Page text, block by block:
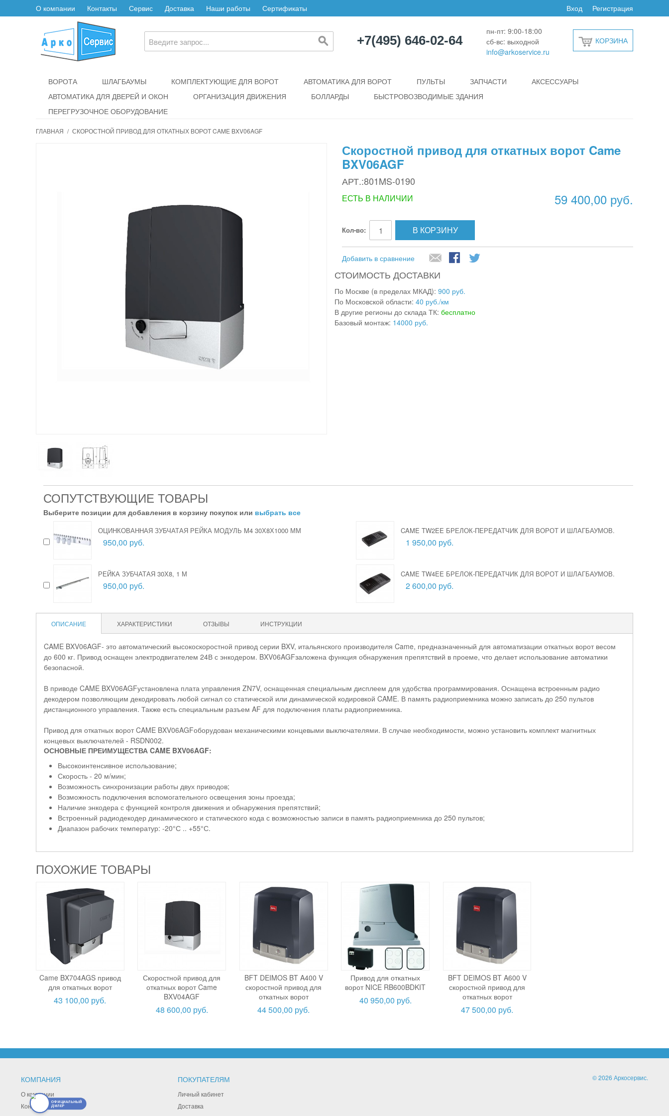
О компании Контакты Сервис Доставка Наши работы Сертификаты Регистрация
Вход
+7(495) 646-02-64
пн-пт: 9:00-18:00
сб-вс: выходной
info@arkoservice.ru
КОРЗИНА
ВОРОТА ШЛАГБАУМЫ КОМПЛЕКТУЮЩИЕ ДЛЯ ВОРОТ АВТОМАТИКА ДЛЯ ВОРОТ ПУЛЬТЫ ЗАПЧАСТИ
АКСЕССУАРЫ
АВТОМАТИКА ДЛЯ ДВЕРЕЙ И ОКОН
ОРГАНИЗАЦИЯ ДВИЖЕНИЯ БОЛЛАРДЫ
БЫСТРОВОЗВОДИМЫЕ ЗДАНИЯ
ПЕРЕГРУЗОЧНОЕ ОБОРУДОВАНИЕ
ГЛАВНАЯ / СКОРОСТНОЙ ПРИВОД ДЛЯ ОТКАТНЫХ ВОРОТ CAME BXV06AGF
Скоростной привод для откатных ворот Came
BXV06AGF
АРТ.:801MS-0190
59 400,00 руб.
ЕСТЬ В НАЛИЧИИ
Кол-во: В КОРЗИНУ
Добавить в сравнение
СТОИМОСТЬ ДОСТАВКИ
По Москве (в пределах МКАД): 900 руб.
По Московской области: 40 руб./км
В другие регионы до склада ТК: бесплатно
Базовый монтаж: 14000 руб.
СОПУТСТВУЮЩИЕ ТОВАРЫ
Выберите позиции для добавления в корзину покупок или выбрать все
ОЦИНКОВАННАЯ ЗУБЧАТАЯ РЕЙКА МОДУЛЬ M4 30Х8Х1000 ММ
950,00 руб.
CAME TW2EE БРЕЛОК-ПЕРЕДАТЧИК ДЛЯ ВОРОТ И ШЛАГБАУМОВ.
1 950,00 руб.
РЕЙКА ЗУБЧАТАЯ 30Х8, 1 М
950,00 руб.
CAME TW4EE БРЕЛОК-ПЕРЕДАТЧИК ДЛЯ ВОРОТ И ШЛАГБАУМОВ.
2 600,00 руб.
ОПИСАНИЕ ХАРАКТЕРИСТИКИ ОТЗЫВЫ ИНСТРУКЦИИ
CAME BXV06AGF- это автоматический высокоскоростной привод серии BXV, итальянского производителя Came, предназначенный для автоматизации откатных ворот весом
до 600 кг. Привод оснащен электродвигателем 24В с энкодером. BXV06AGFзаложена функция обнаружения препятствий в проеме, что делает использование автоматики
безопасной.
В приводе CAME BXV06AGFустановлена плата управления ZN7V, оснащенная специальным дисплеем для удобства программирования. Оснащена встроенным радио
декодером позволяющим декодировать любой сигнал со статической или динамической кодировкой CAME. В память радиоприемника можно записать до 250 пультов
дистанционного управления. Также есть специальным разъем AF для подключения платы радиоприемника.
Привод для откатных ворот CAME BXV06AGFоборудован механическими концевыми выключателями. В случае необходимости, можно установить комплект магнитных
концевых выключателей - RSDN002.
ОСНОВНЫЕ ПРЕИМУЩЕСТВА CAME BXV06AGF:
Высокоинтенсивное использование;
Скорость - 20 м/мин;
Возможность синхронизации работы двух приводов;
Возможность подключения вспомогательного освещения зоны проезда;
Наличие энкодера с функцией контроля движения и обнаружения препятствий;
Встроенный радиодекодер динамического и статического кода с возможностью записи в память радиоприемника до 250 пультов;
Диапазон рабочих температур: -20°С .. +55°С.
ПОХОЖИЕ ТОВАРЫ
Came BX704AGS привод
для откатных ворот
43 100,00 руб.
Скоростной привод для
откатных ворот Came
BXV04AGF
48 600,00 руб.
BFT DEIMOS BT A400 V
скоростной привод для
откатных ворот
44 500,00 руб.
Привод для откатных
ворот NICE RB600BDKIT
40 950,00 руб.
BFT DEIMOS BT A600 V
скоростной привод для
откатных ворот
47 500,00 руб.
КОМПАНИЯ
О компании
Контакты
ПОКУПАТЕЛЯМ
Личный кабинет
Доставка
© 2026 Аркосервис.
ОФИЦИАЛЬНЫЙ
ДИЛЕР